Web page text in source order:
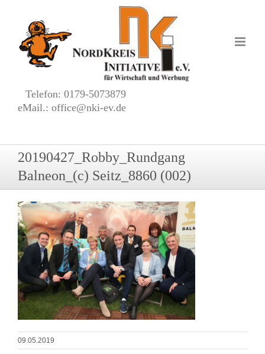
springen
Telefon: 0179-5073879
eMail.: office@nki-ev.de
20190427_Robby_Rundgang
Balneon_(c) Seitz_8860 (002)
09.05.2019